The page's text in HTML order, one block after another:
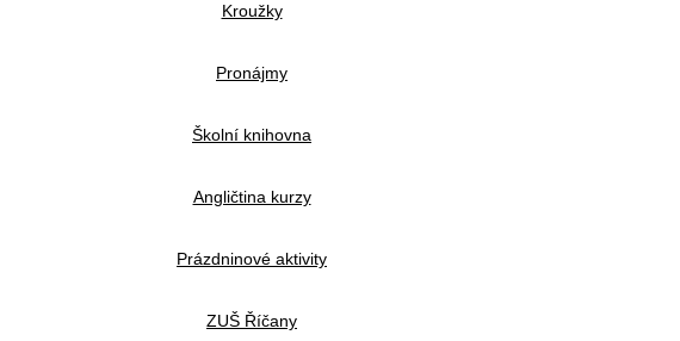
Kroužky
Pronájmy
Školní knihovna
Angličtina kurzy
Prázdninové aktivity
ZUŠ Říčany